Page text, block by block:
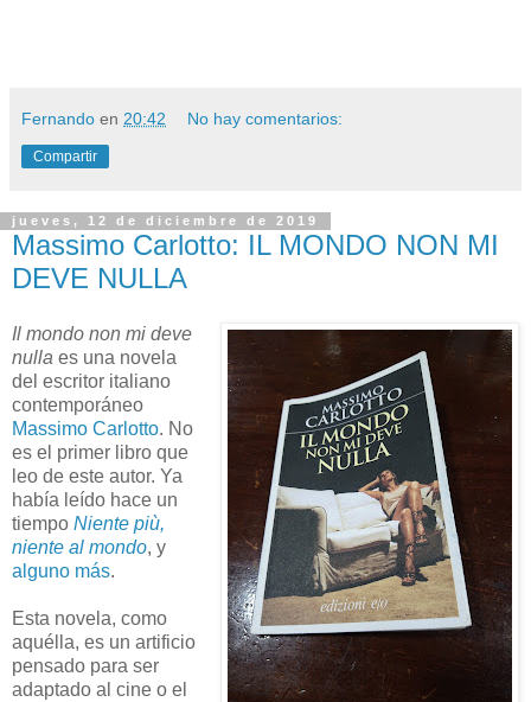
Fernando en 20:42 No hay comentarios:
Compartir
jueves, 12 de diciembre de 2019
Massimo Carlotto: IL MONDO NON MI
DEVE NULLA
Il mondo non mi deve
nulla es una novela
del escritor italiano
contemporáneo
Massimo Carlotto. No
es el primer libro que
leo de este autor. Ya
había leído hace un
tiempo Niente più,
niente al mondo, y
alguno más.
Esta novela, como
aquélla, es un artificio
pensado para ser
adaptado al cine o el